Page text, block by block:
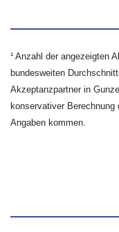
¹ Anzahl der angezeigten
bundesweiten
Akzeptanzpartner in
konservativer
Angaben kommen.